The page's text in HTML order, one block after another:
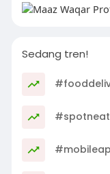
Sedang tren!